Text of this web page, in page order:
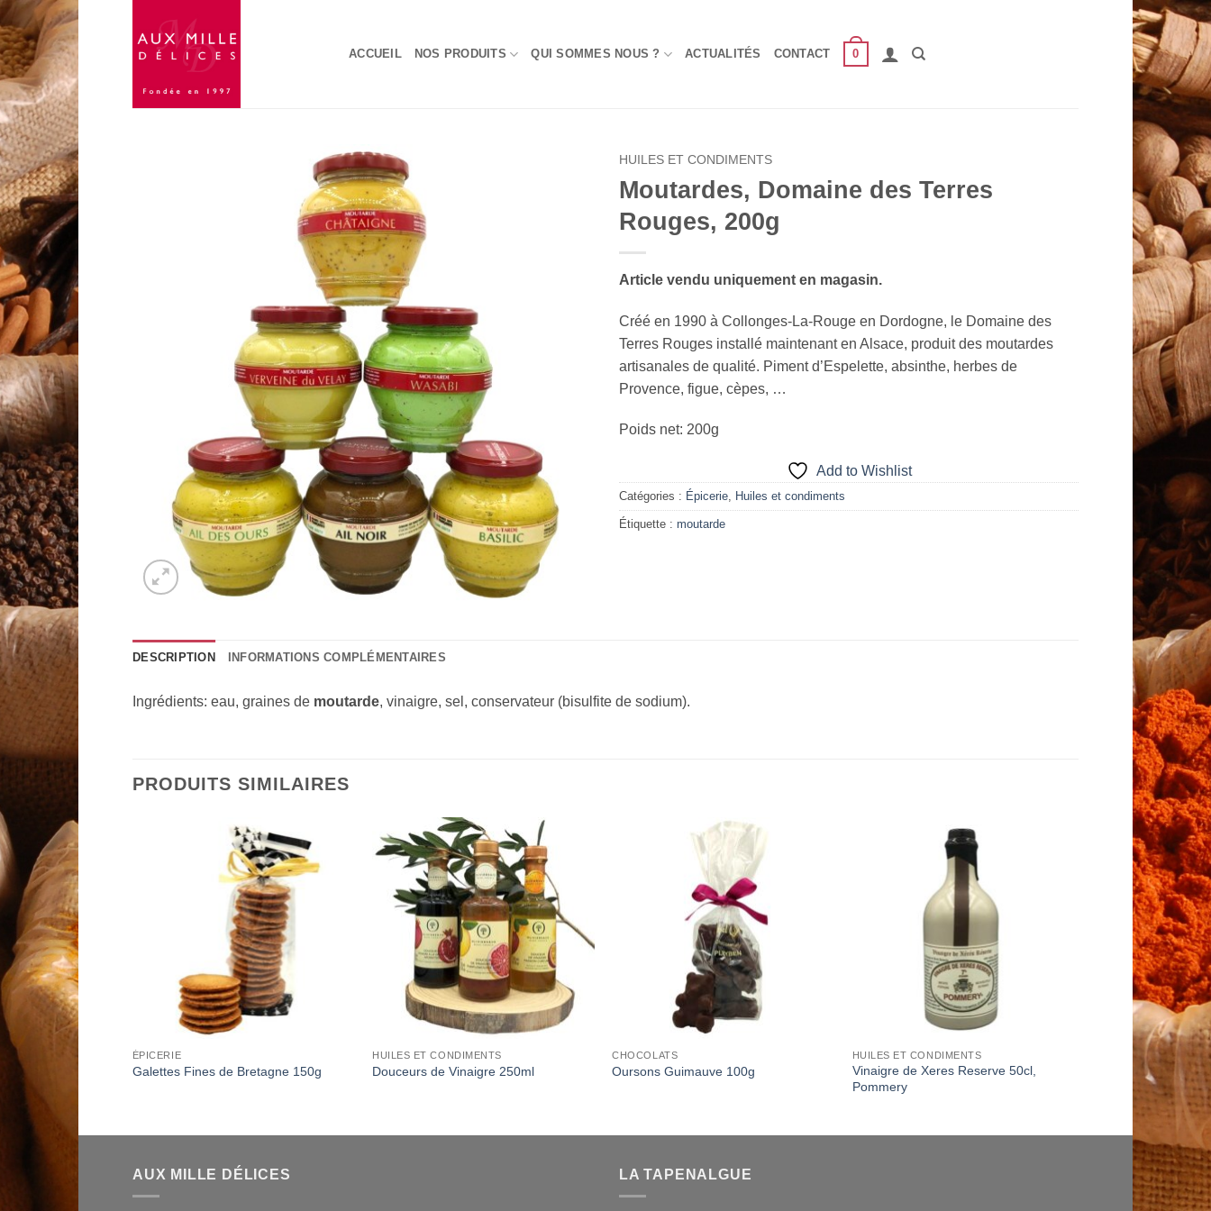
Passer
ACCUEIL NOS PRODUITS QUI SOMMES NOUS ? ACTUALITÉS CONTACT 0
HUILES ET CONDIMENTS
Moutardes, Domaine des Terres
Rouges, 200g
Article vendu uniquement en magasin.
Créé en 1990 à Collonges-La-Rouge en Dordogne, le Domaine des
Terres Rouges installé maintenant en Alsace, produit des moutardes
artisanales de qualité. Piment d’Espelette, absinthe, herbes de
Provence, figue, cèpes, …
Poids net: 200g
Add to Wishlist
Catégories : Épicerie, Huiles et condiments
Étiquette : moutarde
DESCRIPTION INFORMATIONS COMPLÉMENTAIRES
Ingrédients: eau, graines de moutarde, vinaigre, sel, conservateur (bisulfite de sodium).
PRODUITS SIMILAIRES
Add to
ÉPICERIE
Galettes Fines de Bretagne 150g
Wishlist
HUILES ET CONDIMENTS
Douceurs de Vinaigre 250ml
CHOCOLATS
Oursons Guimauve 100g
HUILES ET CONDIMENTS
Vinaigre de Xeres Reserve 50cl,
Pommery
Add to
Wishlist
AUX MILLE DÉLICES LA TAPENALGUE